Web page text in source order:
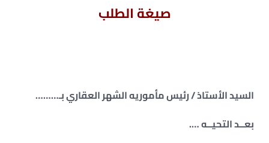
صيغة الطلب
السيد الأستاذ / رئيس مأموريه الشهر العقاري بـ………
بعــد التحيــه ….